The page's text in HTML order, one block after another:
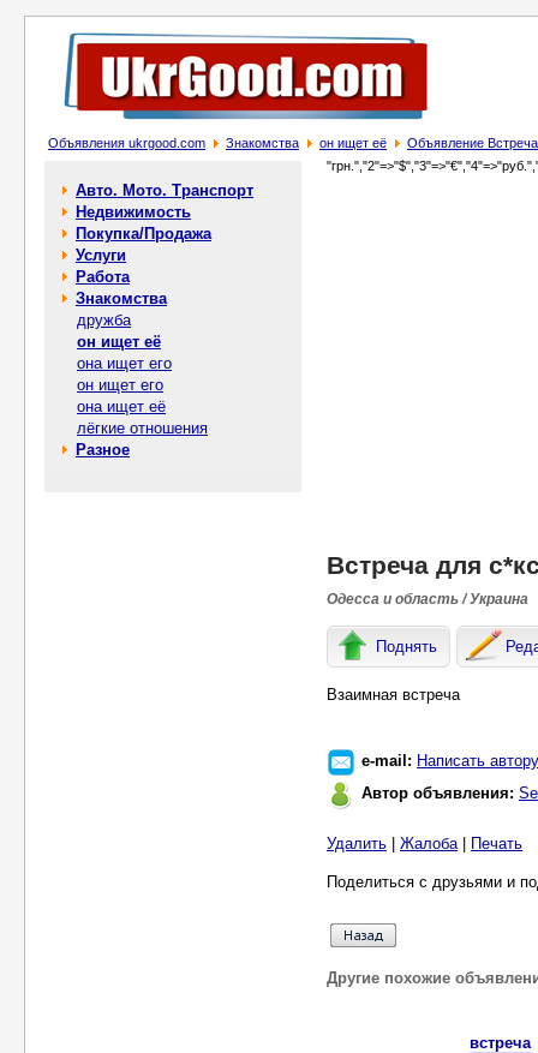
Объявления ukrgood.com Знакомства он ищет её Объявление
Авто. Мото. Транспорт
Недвижимость
Покупка/Продажа
Услуги
Работа
Знакомства
дружба
он ищет её
она ищет его
он ищет его
она ищет её
лёгкие отношения
Разное
Встреча для
Одесса и область / Украина
Поднять
Взаимная встреча
e-mail: Написать автору
Автор объявления:
Удалить Жалоба| Печать
Поделиться с друзьями и
Другие похожие
встреча